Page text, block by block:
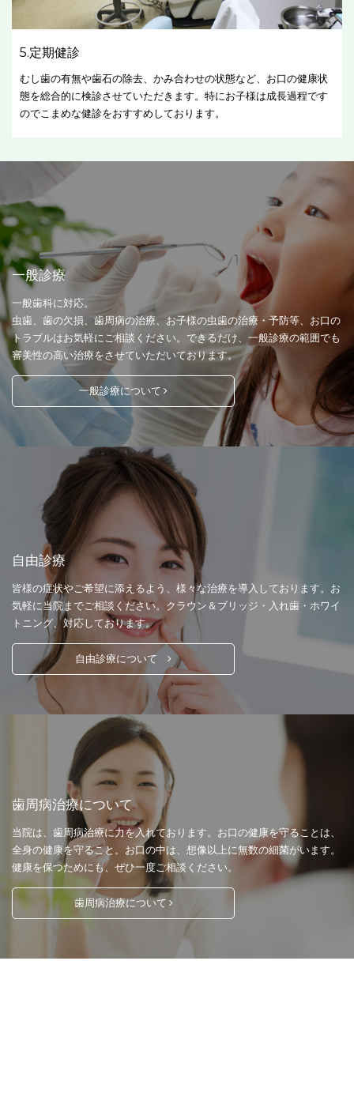
5.定期健診
むし歯の有無や歯石の除去、かみ合わせの状態など、お口の健康状
態を総合的に検診させていただきます。特にお子様は成長過程です
のでこまめな健診をおすすめしております。
一般診療
一般歯科に対応。
虫歯、歯の欠損、歯周病の治療、お子様の虫歯の治療・予防等、お口の
トラブルはお気軽にご相談ください。できるだけ、一般診療の範囲でも
審美性の高い治療をさせていただいております。
一般診療について
自由診療
皆様の症状やご希望に添えるよう、様々な治療を導入しております。お
気軽に当院までご相談ください。クラウン＆ブリッジ・入れ歯・ホワイ
トニング、対応しております。
自由診療について
歯周病治療について
当院は、歯周病治療に力を入れております。お口の健康を守ることは、
全身の健康を守ること。お口の中は、想像以上に無数の細菌がいます。
健康を保つためにも、ぜひ一度ご相談ください。
歯周病治療について